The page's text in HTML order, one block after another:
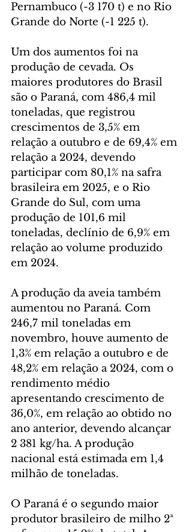
Pernambuco (-3 170 t) e no Rio
Grande do Norte (-1 225 t).
Um dos aumentos foi na
produção de cevada. Os
maiores produtores do Brasil
são o Paraná, com 486,4 mil
toneladas, que registrou
crescimentos de 3,5% em
relação a outubro e de 69,4% em
relação a 2024, devendo
participar com 80,1% na safra
brasileira em 2025, e o Rio
Grande do Sul, com uma
produção de 101,6 mil
toneladas, declínio de 6,9% em
relação ao volume produzido
em 2024.
A produção da aveia também
aumentou no Paraná. Com
246,7 mil toneladas em
novembro, houve aumento de
1,3% em relação a outubro e de
48,2% em relação a 2024, com o
rendimento médio
apresentando crescimento de
36,0%, em relação ao obtido no
ano anterior, devendo alcançar
2 381 kg/ha. A produção
nacional está estimada em 1,4
milhão de toneladas.
O Paraná é o segundo maior
produtor brasileiro de milho 2ª